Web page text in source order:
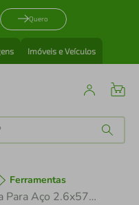
Quero
Imóveis e Veículos
Ferramentas
Broca Para Aço 2.6x57mm Tramontina Master em Aço Rápido HSS DIN 338